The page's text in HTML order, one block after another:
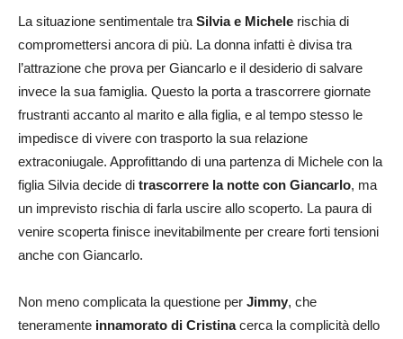
La situazione sentimentale tra Silvia e Michele rischia di
compromettersi ancora di più. La donna infatti è divisa tra
l’attrazione che prova per Giancarlo e il desiderio di salvare
invece la sua famiglia. Questo la porta a trascorrere giornate
frustranti accanto al marito e alla figlia, e al tempo stesso le
impedisce di vivere con trasporto la sua relazione
extraconiugale. Approfittando di una partenza di Michele con la
figlia Silvia decide di trascorrere la notte con Giancarlo, ma
un imprevisto rischia di farla uscire allo scoperto. La paura di
venire scoperta finisce inevitabilmente per creare forti tensioni
anche con Giancarlo.
Non meno complicata la questione per Jimmy, che
teneramente innamorato di Cristinacerca la complicità dello